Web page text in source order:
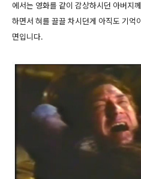
에서는 영화를 같이 감상하시던 아버지
하면서 혀를 끌끌 차시던게 아직도 기억
면입니다.